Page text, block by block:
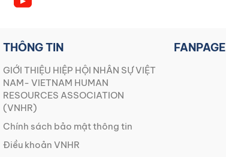
THÔNG TIN
GIỚI THIỆU HIỆP HỘI NHÂN SỰ VIỆT
NAM- VIETNAM HUMAN
RESOURCES ASSOCIATION
(VNHR)
Chính sách bảo mật thông tin
Điều khoản VNHR
FANPAGE